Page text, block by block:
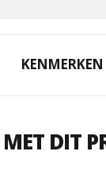
KENMERKEN
MET DIT